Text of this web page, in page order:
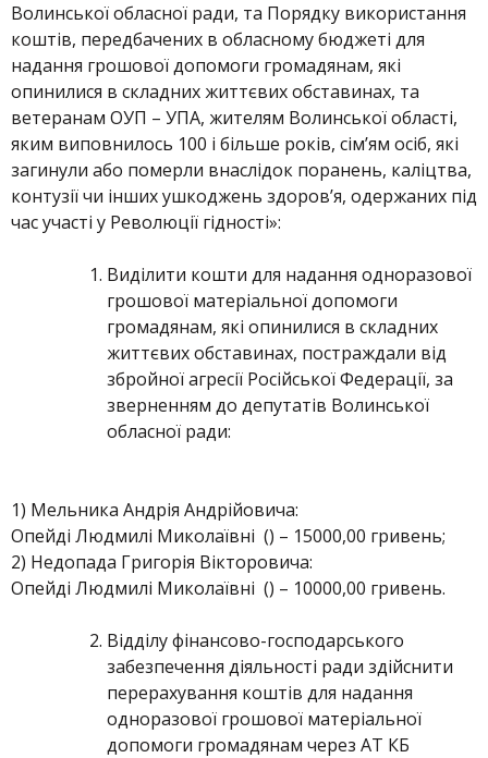
Волинської обласної ради, та Порядку використання
коштів, передбачених в обласному бюджеті для
надання грошової допомоги громадянам, які
опинилися в складних життєвих обставинах, та
ветеранам ОУП – УПА, жителям Волинської області,
яким виповнилось 100 і більше років, сім’ям осіб, які
загинули або померли внаслідок поранень, каліцтва,
контузії чи інших ушкоджень здоров’я, одержаних під
час участі у Революції гідності»:
Виділити кошти для надання одноразової
грошової матеріальної допомоги
громадянам, які опинилися в складних
життєвих обставинах, постраждали від
збройної агресії Російської Федерації, за
зверненням до депутатів Волинської
обласної ради:
1) Мельника Андрія Андрійовича:
Опейді Людмилі Миколаївні () – 15000,00 гривень;
2) Недопада Григорія Вікторовича:
Опейді Людмилі Миколаївні () – 10000,00 гривень.
Відділу фінансово-господарського
забезпечення діяльності ради здійснити
перерахування коштів для надання
одноразової грошової матеріальної
допомоги громадянам через АТ КБ